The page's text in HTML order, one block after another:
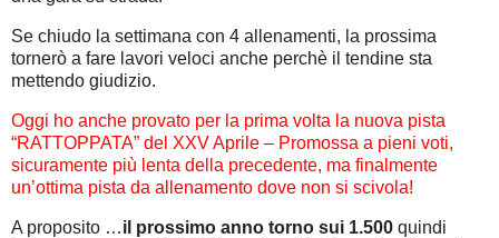
Se chiudo la settimana con 4 allenamenti, la prossima
tornerò a fare lavori veloci anche perchè il tendine sta
mettendo giudizio.
Oggi ho anche provato per la prima volta la nuova pista
“RATTOPPATA” del XXV Aprile – Promossa a pieni voti,
sicuramente più lenta della precedente, ma finalmente
un’ottima pista da allenamento dove non si scivola!
A proposito …il prossimo anno torno sui 1.500 quindi